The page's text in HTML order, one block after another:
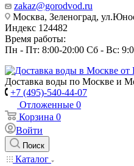
zakaz@gorodvod.ru
Москва, Зеленоград,
Индекс 124482
Время работы:
Пн - Пт: 8:00-20:00 Сб - Вс:
Доставка воды по Москве и
+7 (495)-540-44-07
Отложенные 0
Корзина 0
Войти
Поиск
Каталог